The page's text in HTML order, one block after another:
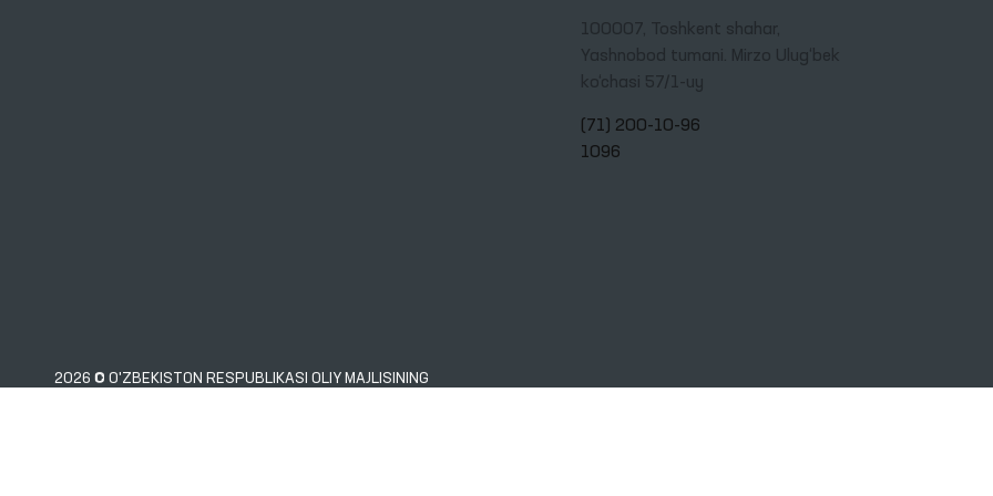
100007, Toshkent shahar,
Yashnobod tumani. Mirzo Ulug‘bek
ko‘chasi 57/1-uy
(71) 200-10-96
1096
2026 © O'ZBEKISTON RESPUBLIKASI OLIY MAJLISINING